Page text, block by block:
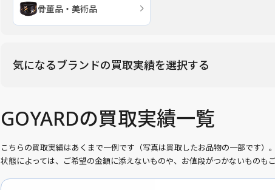
骨董品・美術品
気になるブランドの買取実績を選択する
GOYARDの買取実績一覧
こちらの買取実績はあくまで一例です（写真は買取したお品物の一部です）。
状態によっては、ご希望の金額に添えないものや、お値段がつかないものも